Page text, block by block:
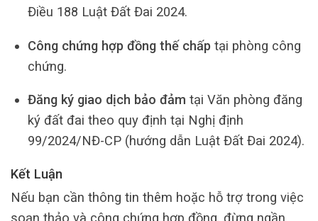
Điều 188 Luật Đất Đai 2024.
Công chứng hợp đồng thế chấp tại phòng công
chứng.
Đăng ký giao dịch bảo đảm tại Văn phòng đăng
ký đất đai theo quy định tại Nghị định
99/2024/NĐ-CP (hướng dẫn Luật Đất Đai 2024).
Kết Luận
Nếu bạn cần thông tin thêm hoặc hỗ trợ trong việc
soạn thảo và công chứng hợp đồng, đừng ngần